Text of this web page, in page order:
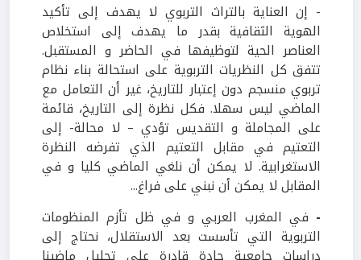
- إن العناية بالتراث التربوي لا يهدف إلى تأكيد
الهوية الثقافية بقدر ما يهدف إلى استخلاص
العناصر الحية لتوظيفها في الحاضر و المستقبل.
تتفق كل النظريات التربوية على استحالة بناء نظام
تربوي منسجم دون إعتبار للتاريخ، غير أن التعامل مع
الماضي ليس سهلا. فكل نظرة إلى التاريخ، قائمة
على المجاملة و التقديس تؤدي – لا محالة- إلى
التعتيم في مقابل التعتيم الذي تفرضه النظرة
الاستغرابية. لا يمكن أن نلغي الماضي كليا و في
المقابل لا يمكن أن نبني على فراغ...
- في المغرب العربي و في ظل تأزم المنظومات
التربوية التي تأسست بعد الاستقلال، نحتاج إلى